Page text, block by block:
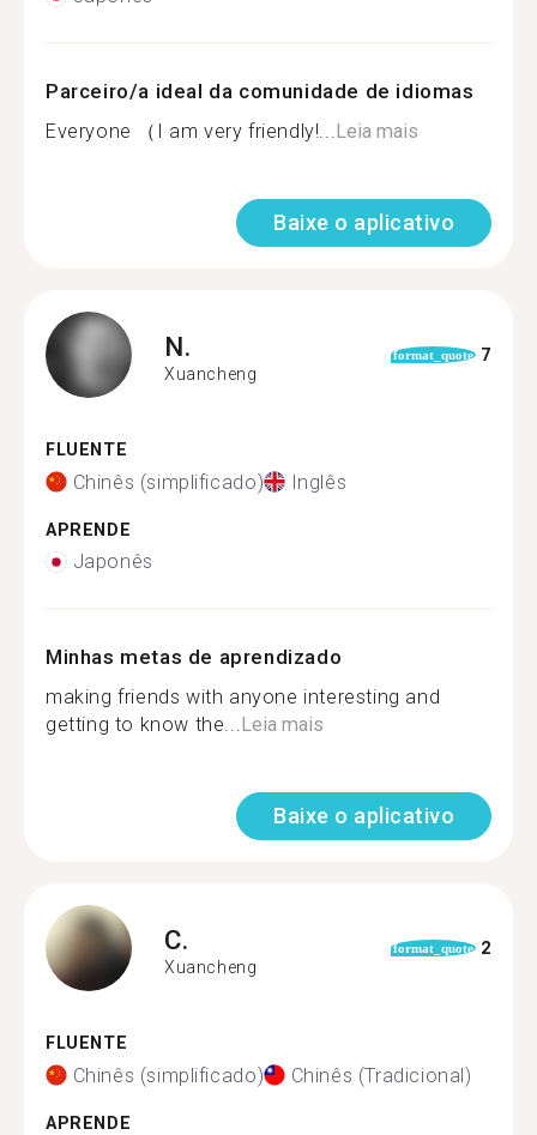
Parceiro/a ideal da comunidade de idiomas
Everyone （I am very friendly!...Leia mais
Baixe o aplicativo
N.
Xuancheng
format_quote 7
FLUENTE
Chinês (simplificado) Inglês
APRENDE
Japonês
Minhas metas de aprendizado
making friends with anyone interesting and
getting to know the...Leia mais
Baixe o aplicativo
C.
Xuancheng
format_quote 2
FLUENTE
Chinês (simplificado) Chinês (Tradicional)
APRENDE